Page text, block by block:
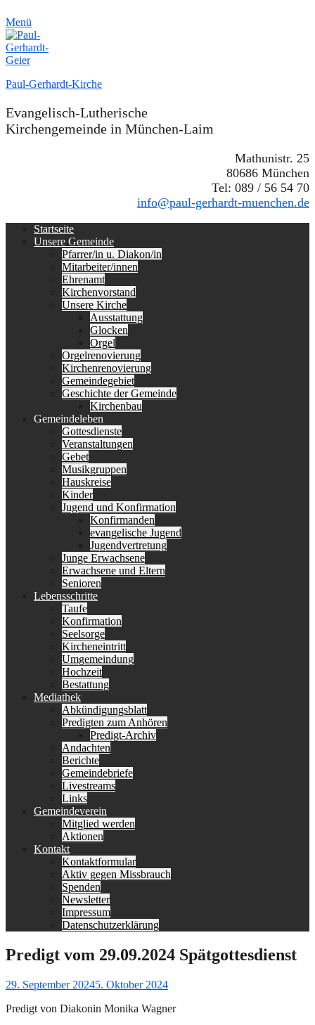
Menü
Paul-Gerhardt-Kirche
Evangelisch-Lutherische
Kirchengemeinde in München-Laim
Mathunistr. 25
80686 München
Tel: 089 / 56 54 70
info@paul-gerhardt-muenchen.de
Erstes
Menü
Startseite
Unsere Gemeinde
Pfarrer/in u. Diakon/in
Mitarbeiter/innen
Ehrenamt
Kirchenvorstand
Unsere Kirche
Ausstattung
Glocken
Orgel
Orgelrenovierung
Kirchenrenovierung
Gemeindegebiet
Geschichte der Gemeinde
Kirchenbau
Gemeindeleben
Gottesdienste
Veranstaltungen
Gebet
Musikgruppen
Hauskreise
Kinder
Jugend und Konfirmation
Konfirmanden
evangelische Jugend
Jugendvertretung
Junge Erwachsene
Erwachsene und Eltern
Senioren
Lebensschritte
Taufe
Konfirmation
Seelsorge
Kircheneintritt
Umgemeindung
Hochzeit
Bestattung
Mediathek
Abkündigungsblatt
Predigten zum Anhören
Predigt-Archiv
Andachten
Berichte
Gemeindebriefe
Livestreams
Links
Gemeindeverein
Mitglied werden
Aktionen
Kontakt
Kontaktformular
Aktiv gegen Missbrauch
Spenden
Newsletter
Impressum
Datenschutzerklärung
Predigt vom 29.09.2024 Spätgottesdienst
Gepostet
29. September 20245. Oktober 2024
Predigt von Diakonin Monika Wagner